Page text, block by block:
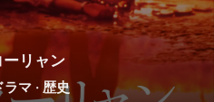
リャン
ラマ · 歴史